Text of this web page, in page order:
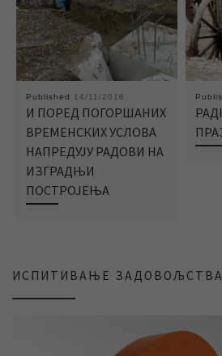
Published 14/11/2016
И ПОРЕД ПОГОРШАНИХ
ВРЕМЕНСКИХ УСЛОВА
НАПРЕДУЈУ РАДОВИ НА
ИЗГРАДЊИ
ПОСТРОЈЕЊА
ИСПИТИВАЊЕ ЗАДОВОЉСТВА